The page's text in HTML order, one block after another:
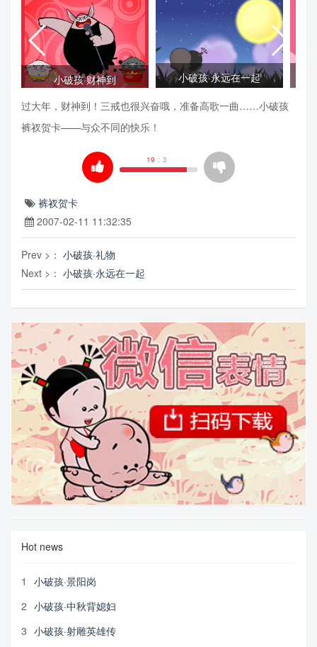
小破孩·财神到
小破孩·永远在一起
过大年，财神到！三戒也很兴奋哦，准备高歌一曲……小破孩
裤衩贺卡——与众不同的快乐！
19 : 3
裤衩贺卡
2007-02-11 11:32:35
Prev >： 小破孩·礼物
Next >： 小破孩·永远在一起
Hot news
1
小破孩·景阳岗
2 小破孩·中秋背媳妇
3 小破孩·射雕英雄传